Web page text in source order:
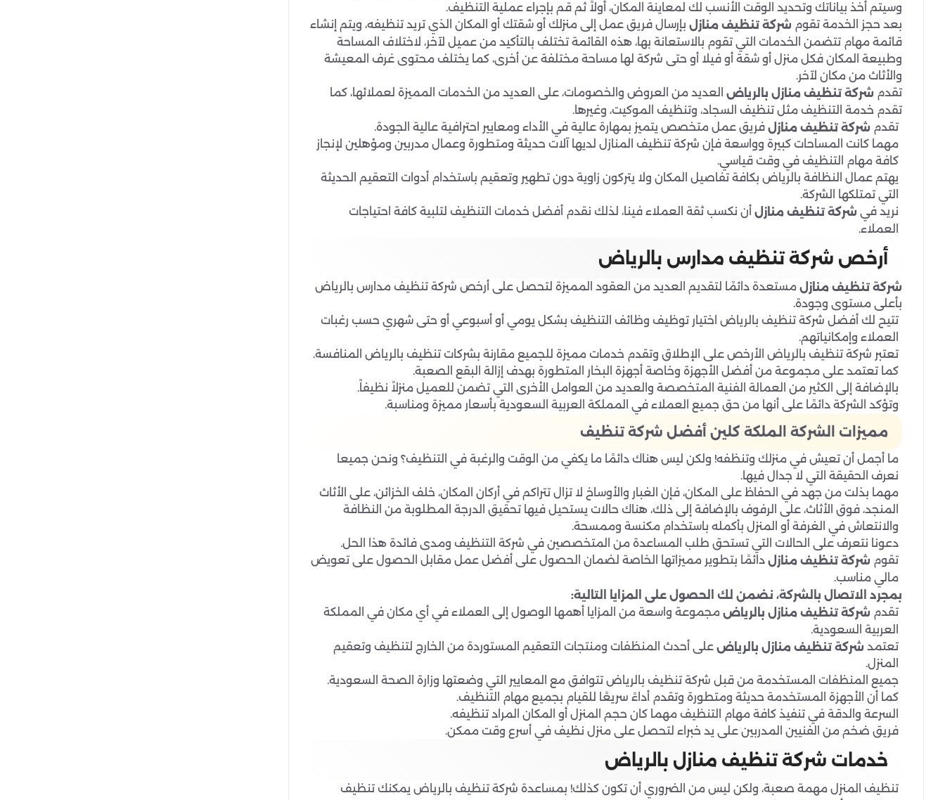
وسيتم أخذ بياناتك وتحديد الوقت الأنسب لك لمعاينة المكان، أولاً ثم قم بإجراء عملية التنظيف.
بعد حجز الخدمة تقوم شركة تنظيف منازل بإرسال فريق عمل إلى منزلك أو شقتك أو المكان الذي تريد تنظيفه، ويتم إنشاء
قائمة مهام تتضمن الخدمات التي تقوم بالاستعانة بها، هذه القائمة تختلف بالتأكيد من عميل لآخر، لاختلاف المساحة
وطبيعة المكان فكل منزل أو شقة أو فيلا أو حتى شركة لها مساحة مختلفة عن أخرى، كما يختلف محتوى غرف المعيشة
والأثاث من مكان لآخر.
تقدم شركة تنظيف منازل بالرياض العديد من العروض والخصومات، على العديد من الخدمات المميزة لعملائها، كما
تقدم خدمة التنظيف مثل تنظيف السجاد، وتنظيف الموكيت، وغيرها.
تقدم شركة تنظيف منازل فريق عمل متخصص يتميز بمهارة عالية في الأداء ومعايير احترافية عالية الجودة.
مهما كانت المساحات كبيرة وواسعة فإن شركة تنظيف المنازل لديها آلات حديثة ومتطورة وعمال مدربين ومؤهلين لإنجاز
كافة مهام التنظيف في وقت قياسي.
يهتم عمال النظافة بالرياض بكافة تفاصيل المكان ولا يتركون زاوية دون تطهير وتعقيم باستخدام أدوات التعقيم الحديثة
التي تمتلكها الشركة.
نريد في شركة تنظيف منازل أن نكسب ثقة العملاء فينا، لذلك نقدم أفضل خدمات التنظيف لتلبية كافة احتياجات
العملاء.
أرخص شركة تنظيف مدارس بالرياض
شركة تنظيف منازل مستعدة دائمًا لتقديم العديد من العقود المميزة لتحصل على أرخص شركة تنظيف مدارس بالرياض
بأعلى مستوى وجودة.
تتيح لك أفضل شركة تنظيف بالرياض اختيار توظيف وظائف التنظيف بشكل يومي أو أسبوعي أو حتى شهري حسب رغبات
العملاء وإمكانياتهم.
تعتبر شركة تنظيف بالرياض الأرخص على الإطلاق وتقدم خدمات مميزة للجميع مقارنة بشركات تنظيف بالرياض المنافسة.
كما تعتمد على مجموعة من أفضل الأجهزة وخاصة أجهزة البخار المتطورة بهدف إزالة البقع الصعبة.
بالإضافة إلى الكثير من العمالة الفنية المتخصصة والعديد من العوامل الأخرى التي تضمن للعميل منزلاً نظيفاً.
وتؤكد الشركة دائمًا على أنها من حق جميع العملاء في المملكة العربية السعودية بأسعار مميزة ومناسبة.
مميزات الشركة الملكة كلين أفضل شركة تنظيف
ما أجمل أن تعيش في منزلك وتنظفه! ولكن ليس هناك دائمًا ما يكفي من الوقت والرغبة في التنظيف؟ ونحن جميعا
نعرف الحقيقة التي لا جدال فيها.
مهما بذلت من جهد في الحفاظ على المكان، فإن الغبار والأوساخ لا تزال تتراكم في أركان المكان، خلف الخزائن، على الأثاث
المنجد، فوق الأثاث، على الرفوف بالإضافة إلى ذلك، هناك حالات يستحيل فيها تحقيق الدرجة المطلوبة من النظافة
والانتعاش في الغرفة أو المنزل بأكمله باستخدام مكنسة وممسحة.
دعونا نتعرف على الحالات التي تستحق طلب المساعدة من المتخصصين في شركة التنظيف ومدى فائدة هذا الحل.
تقوم شركة تنظيف منازل دائمًا بتطوير مميزاتها الخاصة لضمان الحصول على أفضل عمل مقابل الحصول على تعويض
مالي مناسب.
بمجرد الاتصال بالشركة، نضمن لك الحصول على المزايا التالية:
تقدم شركة تنظيف منازل بالرياض مجموعة واسعة من المزايا أهمها الوصول إلى العملاء في أي مكان في المملكة
العربية السعودية.
تعتمد شركة تنظيف منازل بالرياض على أحدث المنظفات ومنتجات التعقيم المستوردة من الخارج لتنظيف وتعقيم
المنزل.
جميع المنظفات المستخدمة من قبل شركة تنظيف بالرياض تتوافق مع المعايير التي وضعتها وزارة الصحة السعودية.
كما أن الأجهزة المستخدمة حديثة ومتطورة وتقدم أداءً سريعًا للقيام بجميع مهام التنظيف.
السرعة والدقة في تنفيذ كافة مهام التنظيف مهما كان حجم المنزل أو المكان المراد تنظيفه.
فريق ضخم من الفنيين المدربين على يد خبراء لتحصل على منزل نظيف في أسرع وقت ممكن.
خدمات شركة تنظيف منازل بالرياض
تنظيف المنزل مهمة صعبة، ولكن ليس من الضروري أن تكون كذلك! بمساعدة شركة تنظيف بالرياض يمكنك تنظيف